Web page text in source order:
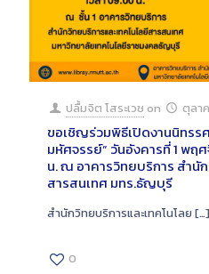
ปลื้มจิต โสระเวช on ตุลา
ขอเชิญร่วมพิธีเปิดงานนิทรร
มหัศจรรย์” วันอังคารที่ 1 พฤ
น. ณ อาคารวิทยบริการ สำนั
สารสนเทศ มทร.ธัญบุรี
สำนักวิทยบริการและเทคโนโลย […]
0